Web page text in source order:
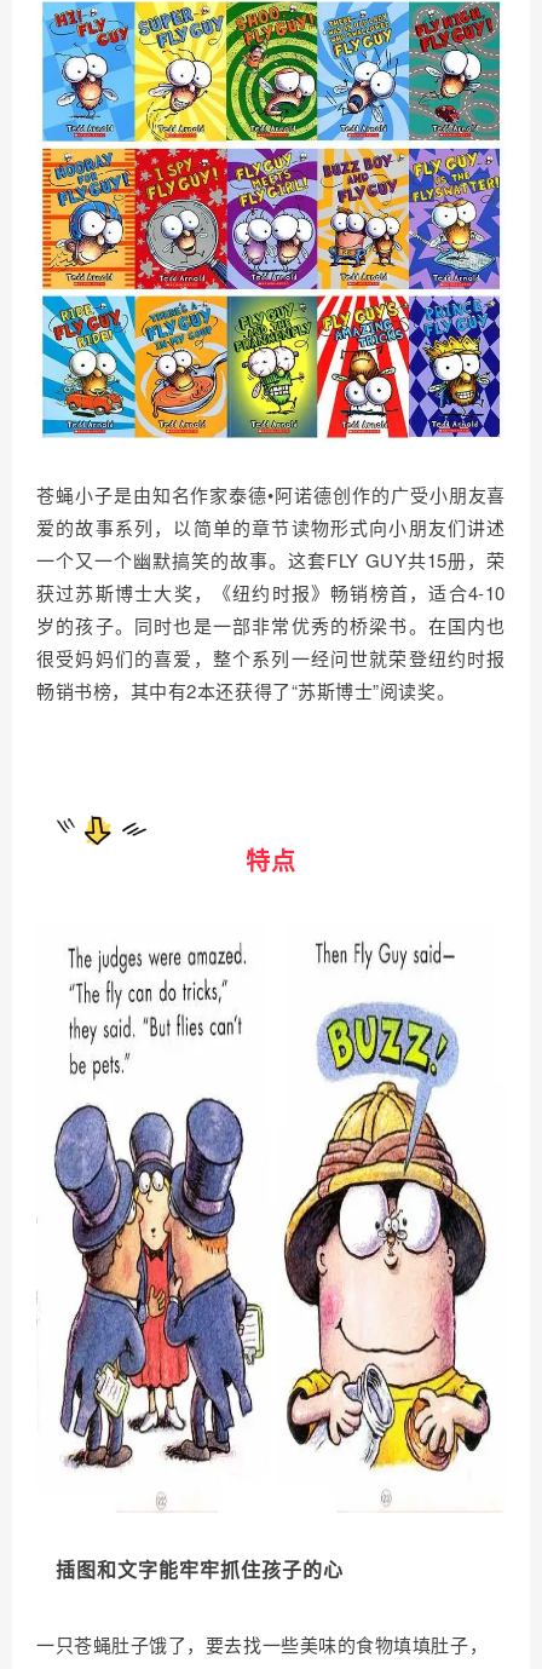
苍蝇小子是由知名作家泰德•阿诺德创作的广受小朋友喜
爱的故事系列，以简单的章节读物形式向小朋友们讲述
一个又一个幽默搞笑的故事。这套FLY GUY共15册，荣
获过苏斯博士大奖，《纽约时报》畅销榜首，适合4-10
岁的孩子。同时也是一部非常优秀的桥梁书。在国内也
很受妈妈们的喜爱，整个系列一经问世就荣登纽约时报
畅销书榜，其中有2本还获得了“苏斯博士”阅读奖。
特点
插图和文字能牢牢抓住孩子的心
一只苍蝇肚子饿了，要去找一些美味的食物填填肚子，